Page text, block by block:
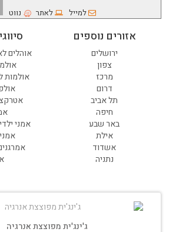
למייל לאתר נווט
אוהלים
אולמות
אמני
אזורים נוספים
ירושלים
צפון
מרכז
דרום
תל אביב
חיפה
באר שבע
אילת
אשדוד
נתניה
ג'ינג'ית מפוצצת אנרגיה